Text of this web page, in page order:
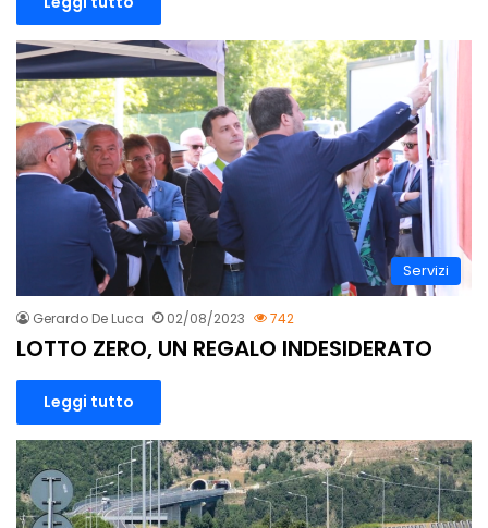
Servizi
Gerardo De Luca 02/08/2023 742
LOTTO ZERO, UN REGALO INDESIDERATO
Leggi tutto